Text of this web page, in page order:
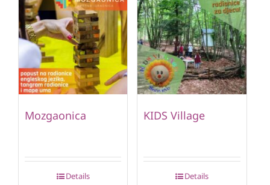
Mozgaonica
Details
KIDS Village
Details